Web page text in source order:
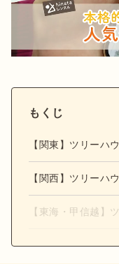
もくじ
【関東】ツリーハ
【関西】ツリーハ
【東海・甲信越】